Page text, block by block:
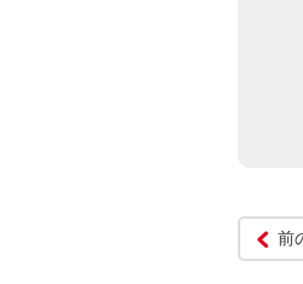
前